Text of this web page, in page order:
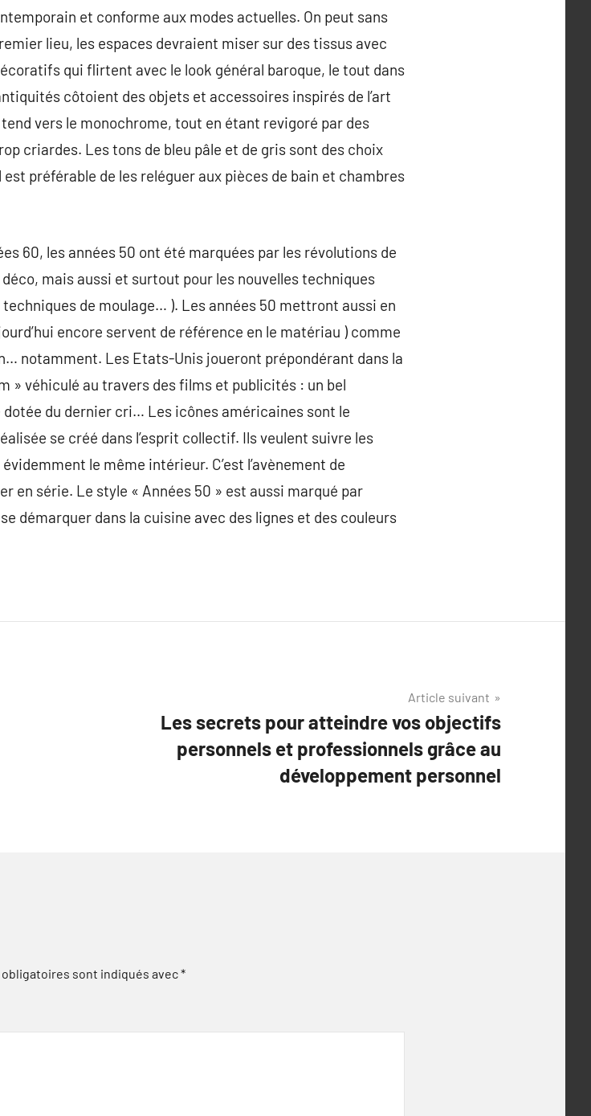
et conforme aux modes actuelles. On peut sans
lieu, les espaces devraient miser sur des tissus avec
qui flirtent avec le look général baroque, le tout dans
côtoient des objets et accessoires inspirés de l’art
vers le monochrome, tout en étant revigoré par des
criardes. Les tons de bleu pâle et de gris sont des choix
préférable de les reléguer aux pièces de bain et chambres
60, les années 50 ont été marquées par les révolutions de
mais aussi et surtout pour les nouvelles techniques
de moulage… ). Les années 50 mettront aussi en
encore servent de référence en le matériau ) comme
notamment. Les Etats-Unis joueront prépondérant dans la
» véhiculé au travers des films et publicités : un bel
du dernier cri… Les icônes américaines sont le
se créé dans l’esprit collectif. Ils veulent suivre les
le même intérieur. C’est l’avènement de
en série. Le style « Années 50 » est aussi marqué par
démarquer dans la cuisine avec des lignes et des couleurs
Article suivant
Les secrets pour atteindre vos objectifs
personnels et professionnels grâce au
développement personnel
obligatoires sont indiqués avec*